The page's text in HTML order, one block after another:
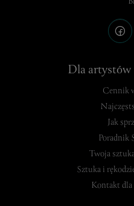
Dla artystów
Cennik
Jak
Poradnik
Twoja
Sztuka i
Kontakt dla